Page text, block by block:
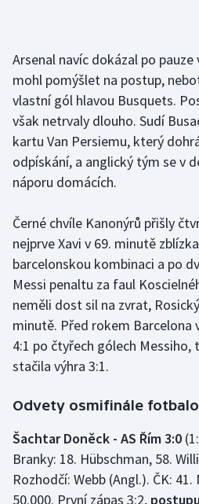
Arsenal navíc dokázal po
mohl pomýšlet na postup,
vlastní gól hlavou Busquets.
však netrvaly dlouho. Sudí
kartu Van Persiemu, který
odpískání, a anglický tým se v
náporu domácích.
Černé chvíle Kanonýrů přišly
nejprve Xavi v 69. minutě
barcelonskou kombinaci a po
Messi penaltu za faul
neměli dost sil na zvrat,
minutě. Před rokem Barcelona
4:1 po čtyřech gólech
stačila výhra 3:1.
Odvety osmifinále
Šachtar Doněck - AS Řím 3:0
Branky: 18. Hübschman, 58.
Rozhodčí: Webb (Angl.). ČK:
50.000. První zápas 3:2,